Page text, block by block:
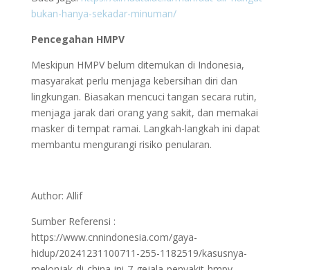
bukan-hanya-sekadar-minuman/
Pencegahan HMPV
Meskipun HMPV belum ditemukan di Indonesia,
masyarakat perlu menjaga kebersihan diri dan
lingkungan. Biasakan mencuci tangan secara rutin,
menjaga jarak dari orang yang sakit, dan memakai
masker di tempat ramai. Langkah-langkah ini dapat
membantu mengurangi risiko penularan.
Author: Allif
Sumber Referensi :
https://www.cnnindonesia.com/gaya-
hidup/20241231100711-255-1182519/kasusnya-